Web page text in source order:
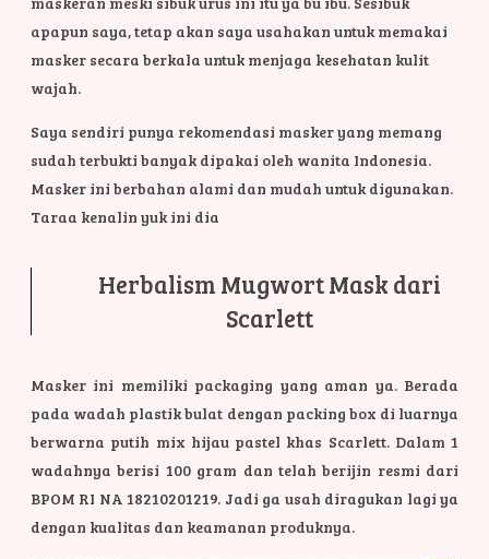
apapun saya, tetap akan saya usahakan untuk memakai
masker secara berkala untuk menjaga kesehatan kulit
wajah.
Saya sendiri punya rekomendasi masker yang memang
sudah terbukti banyak dipakai oleh wanita Indonesia.
Masker ini berbahan alami dan mudah untuk digunakan.
Taraa kenalin yuk ini dia
Herbalism Mugwort Mask dari
Scarlett
Masker ini memiliki packaging yang aman ya. Berada
pada wadah plastik bulat dengan packing box di luarnya
berwarna putih mix hijau pastel khas Scarlett. Dalam 1
wadahnya berisi 100 gram dan telah berijin resmi dari
BPOM RI NA 18210201219. Jadi ga usah diragukan lagi ya
dengan kualitas dan keamanan produknya.